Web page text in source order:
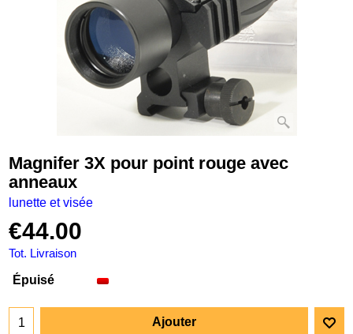
Magnifer 3X pour point rouge avec
anneaux
lunette et visée
€44.00
Tot. Livraison
Épuisé
Ajouter